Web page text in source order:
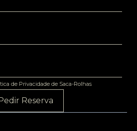
de Privacidade de Saca-Rolhas
Reserva